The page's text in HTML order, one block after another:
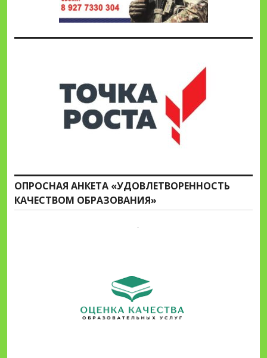
ОПРОСНАЯ АНКЕТА «УДОВЛЕТВОРЕННОСТЬ
КАЧЕСТВОМ ОБРАЗОВАНИЯ»